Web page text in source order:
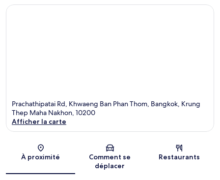
Prachathipatai Rd, Khwaeng Ban Phan Thom, Bangkok, Krung
Thep Maha Nakhon, 10200
Afficher la carte
À proximité
Comment se
déplacer
Restaurants